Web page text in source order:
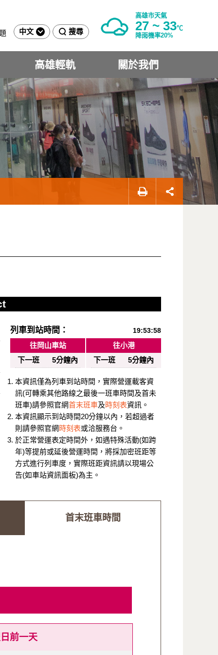
中文 搜尋
高雄市天氣
27 ~ 33℃
降雨機率20%
高雄輕軌 關於我們
列車到站時間： 19:53:58
往岡山車站
下一班
5分鐘內
往小港
下一班
5分鐘內
本資訊僅為列車到站時間，實際營運載客資
訊(可轉乘其他路線之最後一班車時間及首未
班車)請參照官網首末班車及時刻表資訊。
本資訊顯示到站時間20分鐘以內，若超過者
則請參照官網 時刻表或洽服務台。
於正常營運表定時間外，如遇特殊活動(如跨
年)等提前或延後營運時間，將採加密班距等
方式進行列車度，實際班距資訊請以現場公
告(如車站資訊面板)為主。
首末班車時間
前一天